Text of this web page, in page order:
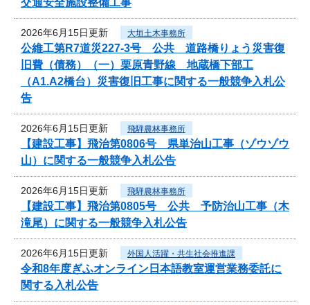
2026年6月15日更新 大垣土木事務所
公維工第R7道災227-3号 公共 道路橋りょう災害復
旧費（債務）（一）栗原青野線 地蔵橋下部工
（A1.A2橋台）災害復旧工事に関する一般競争入札公
告
2026年6月15日更新 飛騨農林事務所
【建設工事】飛治第0806号 県単治山工事（ゾウゾウ
山）に関する一般競争入札公告
2026年6月15日更新 飛騨農林事務所
【建設工事】飛治第0805号 公共 予防治山工事（木
滝尾）に関する一般競争入札公告
2026年6月15日更新 外国人活躍・共生社会推進課
令和8年度ぎふオンライン日本語教室運営業務委託に
関する入札公告